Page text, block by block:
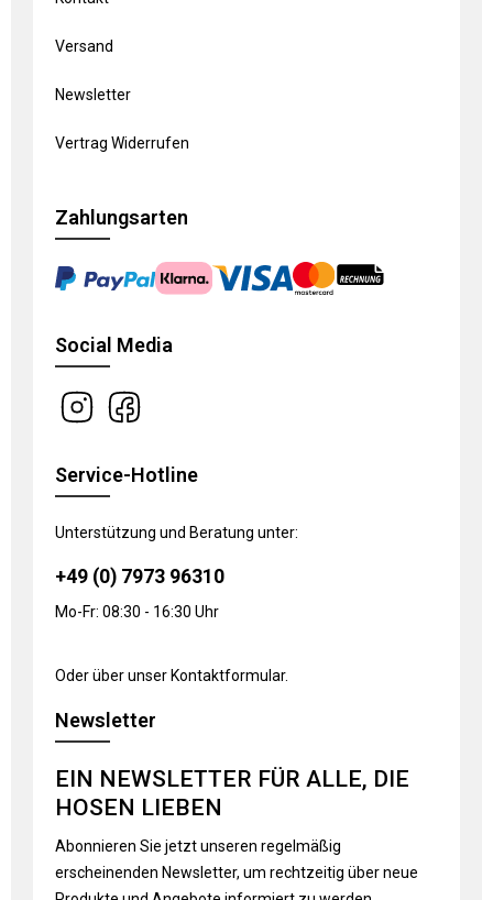
Versand
Newsletter
Vertrag Widerrufen
Zahlungsarten
Social Media
Service-Hotline
Unterstützung und Beratung unter:
+49 (0) 7973 96310
Mo-Fr: 08:30 - 16:30 Uhr
Oder über unser Kontaktformular.
Newsletter
EIN NEWSLETTER FÜR ALLE, DIE
HOSEN LIEBEN
Abonnieren Sie jetzt unseren regelmäßig
erscheinenden Newsletter, um rechtzeitig über neue